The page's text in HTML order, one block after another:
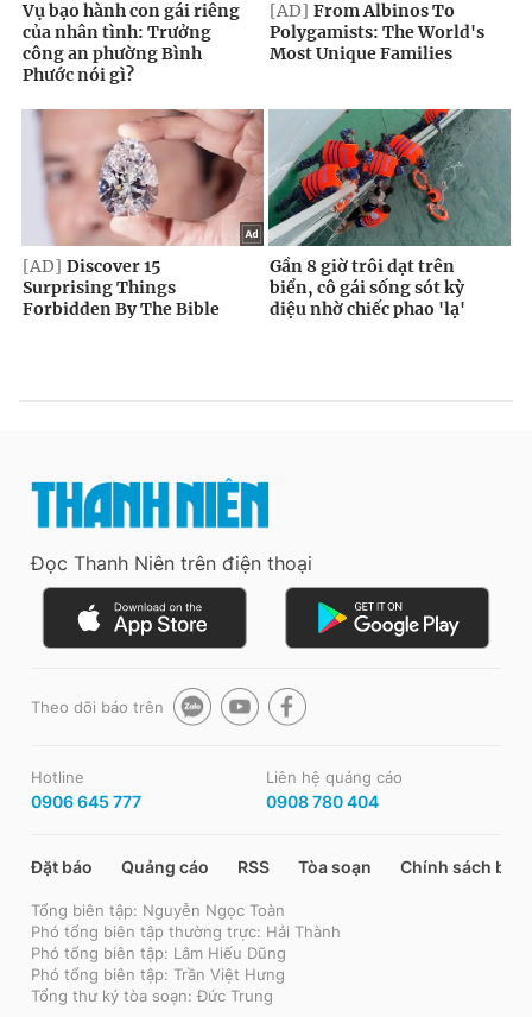
Đọc Thanh Niên trên điện thoại
Theo dõi báo trên
Hotline
0906 645 777
Liên hệ quảng cáo
0908 780 404
Đặt báo Quảng cáo RSS Tòa soạn Chính sách bảo
Tổng biên tập: Nguyễn Ngọc Toàn
Phó tổng biên tập thường trực: Hải Thành
Phó tổng biên tập: Lâm Hiếu Dũng
Phó tổng biên tập: Trần Việt Hưng
Tổng thư ký tòa soạn: Đức Trung